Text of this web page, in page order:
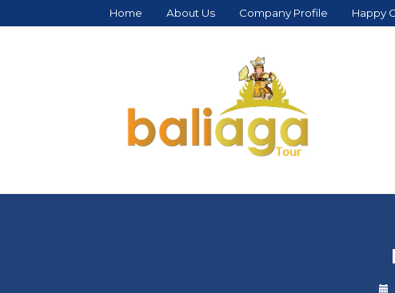
Home About Us Company Profile Happy